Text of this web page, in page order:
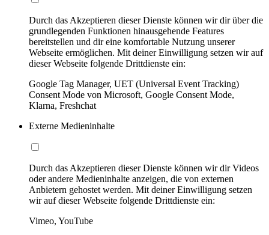
Durch das Akzeptieren dieser Dienste können wir dir über die
grundlegenden Funktionen hinausgehende Features
bereitstellen und dir eine komfortable Nutzung unserer
Webseite ermöglichen. Mit deiner Einwilligung setzen wir auf
dieser Webseite folgende Drittdienste ein:
Google Tag Manager, UET (Universal Event Tracking)
Consent Mode von Microsoft, Google Consent Mode,
Klarna, Freshchat
Externe Medieninhalte
Durch das Akzeptieren dieser Dienste können wir dir Videos
oder andere Medieninhalte anzeigen, die von externen
Anbietern gehostet werden. Mit deiner Einwilligung setzen
wir auf dieser Webseite folgende Drittdienste ein:
Vimeo, YouTube